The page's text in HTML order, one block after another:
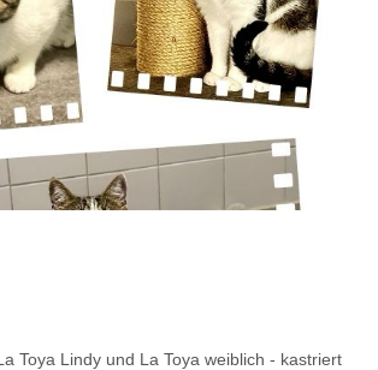
Toya Lindy und La Toya weiblich - kastriert